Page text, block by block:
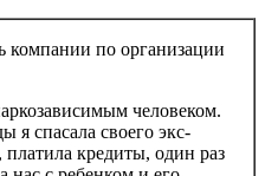
компании по организации
человеком.
я спасала своего экс-
платила кредиты, один раз